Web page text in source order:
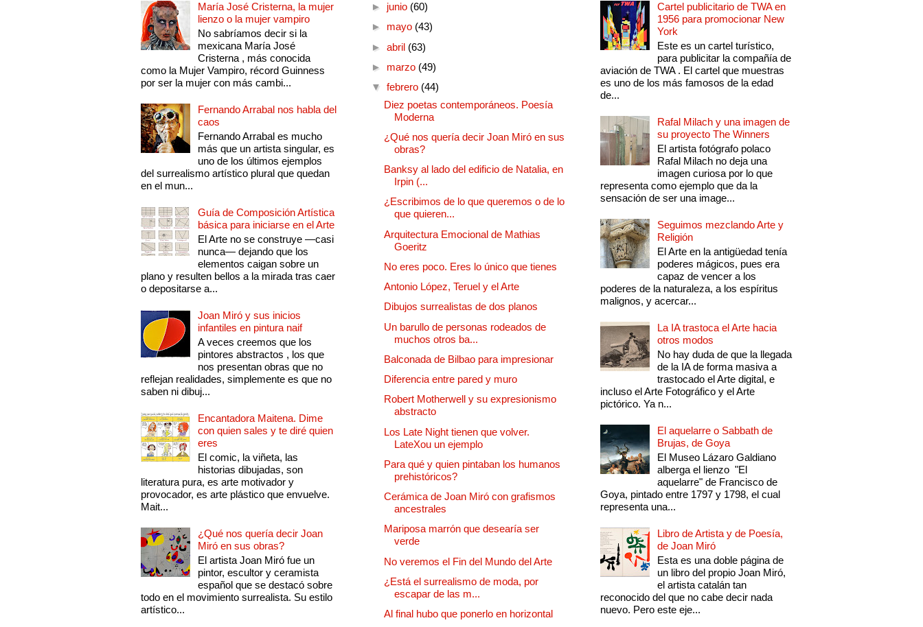
María José Cristerna, la mujer
lienzo o la mujer vampiro
No sabríamos decir si la
mexicana María José
Cristerna , más conocida
como la Mujer Vampiro, récord Guinness
por ser la mujer con más cambi...
Fernando Arrabal nos habla del
caos
Fernando Arrabal es mucho
más que un artista singular, es
uno de los últimos ejemplos
del surrealismo artístico plural que quedan
en el mun...
Guía de Composición Artística
básica para iniciarse en el Arte
El Arte no se construye —casi
nunca— dejando que los
elementos caigan sobre un
plano y resulten bellos a la mirada tras caer
o depositarse a...
Joan Miró y sus inicios
infantiles en pintura naif
A veces creemos que los
pintores abstractos , los que
nos presentan obras que no
reflejan realidades, simplemente es que no
saben ni dibuj...
Encantadora Maitena. Dime
con quien sales y te diré quien
eres
El comic, la viñeta, las
historias dibujadas, son
literatura pura, es arte motivador y
provocador, es arte plástico que envuelve.
Mait...
¿Qué nos quería decir Joan
Miró en sus obras?
El artista Joan Miró fue un
pintor, escultor y ceramista
español que se destacó sobre
todo en el movimiento surrealista. Su estilo
artístico...
► junio (60)
► mayo (43)
► abril (63)
► marzo (49)
▼ febrero (44)
Diez poetas contemporáneos. Poesía
Moderna
¿Qué nos quería decir Joan Miró en sus
obras?
Banksy al lado del edificio de Natalia, en
Irpin (...
¿Escribimos de lo que queremos o de lo
que quieren...
Arquitectura Emocional de Mathias
Goeritz
No eres poco. Eres lo único que tienes
Antonio López, Teruel y el Arte
Dibujos surrealistas de dos planos
Un barullo de personas rodeados de
muchos otros ba...
Balconada de Bilbao para impresionar
Diferencia entre pared y muro
Robert Motherwell y su expresionismo
abstracto
Los Late Night tienen que volver.
LateXou un ejemplo
Para qué y quien pintaban los humanos
prehistóricos?
Cerámica de Joan Miró con grafismos
ancestrales
Mariposa marrón que desearía ser
verde
No veremos el Fin del Mundo del Arte
¿Está el surrealismo de moda, por
escapar de las m...
Al final hubo que ponerlo en horizontal
Cartel publicitario de TWA en
1956 para promocionar New
York
Este es un cartel turístico,
para publicitar la compañía de
aviación de TWA . El cartel que muestras
es uno de los más famosos de la edad
de...
Rafal Milach y una imagen de
su proyecto The Winners
El artista fotógrafo polaco
Rafal Milach no deja una
imagen curiosa por lo que
representa como ejemplo que da la
sensación de ser una image...
Seguimos mezclando Arte y
Religión
El Arte en la antigüedad tenía
poderes mágicos, pues era
capaz de vencer a los
poderes de la naturaleza, a los espíritus
malignos, y acercar...
La IA trastoca el Arte hacia
otros modos
No hay duda de que la llegada
de la IA de forma masiva a
trastocado el Arte digital, e
incluso el Arte Fotográfico y el Arte
pictórico. Ya n...
El aquelarre o Sabbath de
Brujas, de Goya
El Museo Lázaro Galdiano
alberga el lienzo "El
aquelarre" de Francisco de
Goya, pintado entre 1797 y 1798, el cual
representa una...
Libro de Artista y de Poesía,
de Joan Miró
Esta es una doble página de
un libro del propio Joan Miró,
el artista catalán tan
reconocido del que no cabe decir nada
nuevo. Pero este eje...